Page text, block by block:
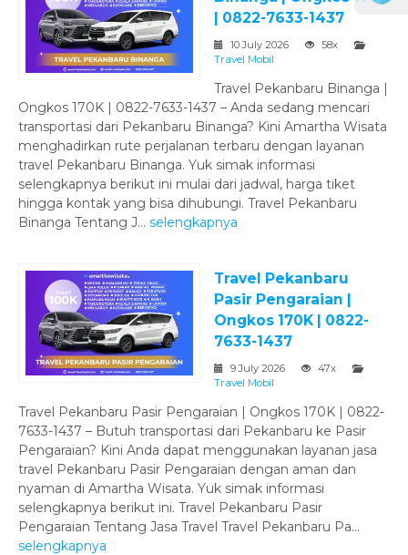
| 0822-7633-1437
10 July 2026
58x
Travel Mobil
Travel Pekanbaru Binanga |
Ongkos 170K | 0822-7633-1437 – Anda sedang mencari
transportasi dari Pekanbaru Binanga? Kini Amartha Wisata
menghadirkan rute perjalanan terbaru dengan layanan
travel Pekanbaru Binanga. Yuk simak informasi
selengkapnya berikut ini mulai dari jadwal, harga tiket
hingga kontak yang bisa dihubungi. Travel Pekanbaru
Binanga Tentang J... selengkapnya
Travel Pekanbaru
Pasir Pengaraian |
Ongkos 170K | 0822-
7633-1437
9 July 2026
47x
Travel Mobil
Travel Pekanbaru Pasir Pengaraian | Ongkos 170K | 0822-
7633-1437 – Butuh transportasi dari Pekanbaru ke Pasir
Pengaraian? Kini Anda dapat menggunakan layanan jasa
travel Pekanbaru Pasir Pengaraian dengan aman dan
nyaman di Amartha Wisata. Yuk simak informasi
selengkapnya berikut ini. Travel Pekanbaru Pasir
Pengaraian Tentang Jasa Travel Travel Pekanbaru Pa...
selengkapnya